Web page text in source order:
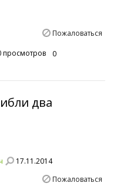
Пожаловаться
просмотров 0
два
17.11.2014
Пожаловаться